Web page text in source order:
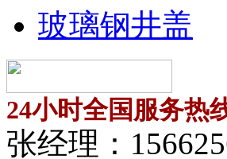
玻璃钢井盖
24小时全国服务热
张经理：